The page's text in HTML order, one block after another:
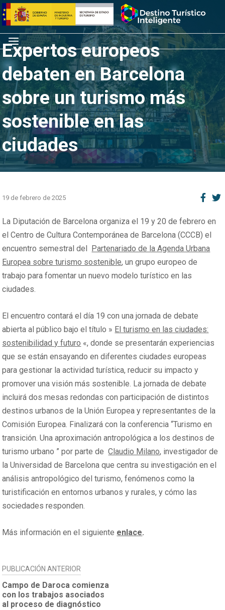
Saltar
al
contenido
Inicio
Menú
Expertos europeos
debaten en Barcelona
sobre un turismo más
sostenible en las
ciudades
19 de febrero de 2025
La Diputación de Barcelona organiza el 19 y 20 de febrero en
el Centro de Cultura Contemporánea de Barcelona (CCCB) el
encuentro semestral del
Partenariado de la Agenda Urbana
Europea sobre turismo sostenible, un grupo europeo de
trabajo para fomentar un nuevo modelo turístico en las
ciudades.
El encuentro contará el día 19 con una jornada de debate
abierta al público bajo el título » El turismo en las ciudades:
sostenibilidad y futuro «, donde se presentarán experiencias
que se están ensayando en diferentes ciudades europeas
para gestionar la actividad turística, reducir su impacto y
promover una visión más sostenible. La jornada de debate
incluirá dos mesas redondas con participación de distintos
destinos urbanos de la Unión Europea y representantes de la
Comisión Europea. Finalizará con la conferencia “Turismo en
transición. Una aproximación antropológica a los destinos de
turismo urbano ” por parte deClaudio Milano, investigador de
la Universidad de Barcelona que centra su investigación en el
análisis antropológico del turismo, fenómenos como la
turistificación en entornos urbanos y rurales, y cómo las
sociedades responden.
Más información en el siguiente enlace.
NAVEGACIÓN
DE
ENTRADAS
PUBLICACIÓN ANTERIOR
Campo de Daroca comienza
con los trabajos asociados
al proceso de diagnóstico